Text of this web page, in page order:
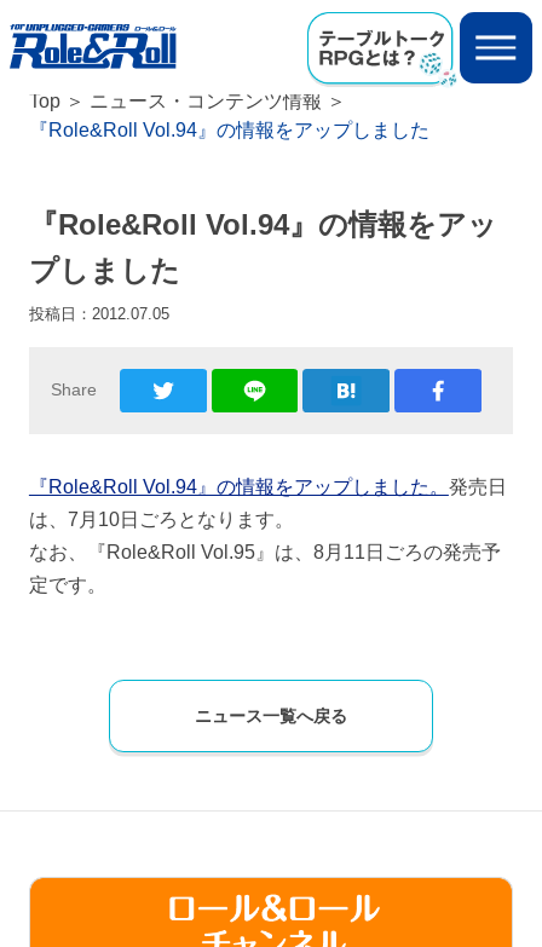
Top
ニュース・コンテンツ情報
『Role&Roll Vol.94』の情報をアップしました
『Role&Roll Vol.94』の情報をアッ
プしました
投稿日： 2012.07.05
Share
『Role&Roll Vol.94』の情報をアップしました。 発売日
は、7月10日ごろとなります。
なお、『Role&Roll Vol.95』は、8月11日ごろの発売予
定です。
ニュース一覧へ戻る